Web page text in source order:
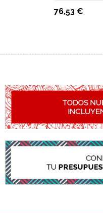
76,53 €